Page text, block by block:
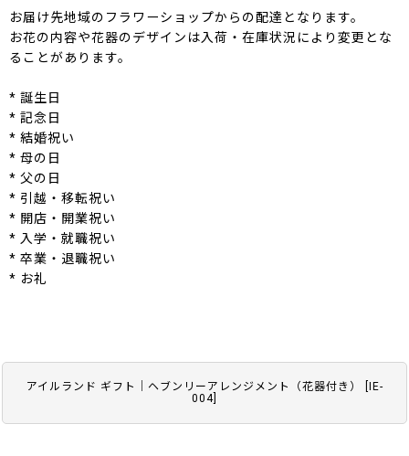
アイルランド ギフト｜ヘブンリーアレンジメント（花器付き）
IE-
004
お届け先地域のフラワーショップからの配達となります。
お花の内容や花器のデザインは入荷・在庫状況により変更とな
ることがあります。
* 誕生日
* 記念日
* 結婚祝い
* 母の日
* 父の日
* 引越・移転祝い
* 開店・開業祝い
* 入学・就職祝い
* 卒業・退職祝い
* お礼